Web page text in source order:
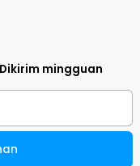
Dikirim mingguan